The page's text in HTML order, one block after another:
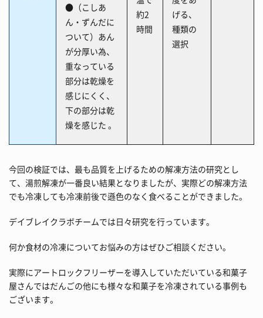
●（こしあ
ん・ずんだに
ついて）あん
が分厚い為、
重なっている
部分は乾燥を
感じにくく、
下の部分は乾
燥を感じた 。
約2
時間
げる、
種類の
選択
今回の検証では、最も品質を上げるための解凍方法の研究とし
て、湯煎解凍が一番良い結果となりましたが、実際どの解凍方法
でも冷凍しても冷凍前後で遜色のなく食べることができました。
デイブレイクラボチームでは日々研究を行っています。
何か食材の冷凍についてお悩みの方はぜひご相談ください。
実際にアートロックフリーザーを導入していただいている和菓子
屋さんではだんごの他にも様々な和菓子を冷凍されている事例も
ございます。